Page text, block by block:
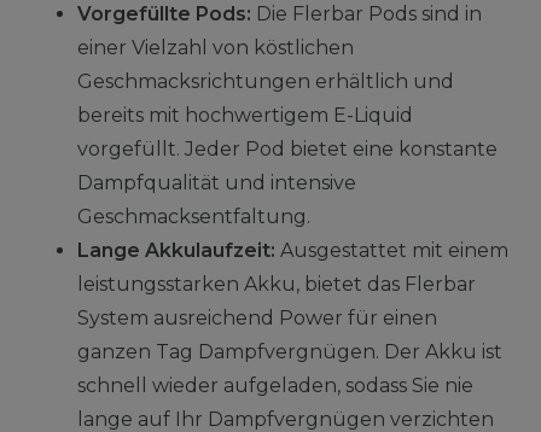
Vorgefüllte Pods: Die Flerbar Pods sind in
einer Vielzahl von köstlichen
Geschmacksrichtungen erhältlich und
bereits mit hochwertigem E-Liquid
vorgefüllt. Jeder Pod bietet eine konstante
Dampfqualität und intensive
Geschmacksentfaltung.
Lange Akkulaufzeit: Ausgestattet mit einem
leistungsstarken Akku, bietet das Flerbar
System ausreichend Power für einen
ganzen Tag Dampfvergnügen. Der Akku ist
schnell wieder aufgeladen, sodass Sie nie
lange auf Ihr Dampfvergnügen verzichten